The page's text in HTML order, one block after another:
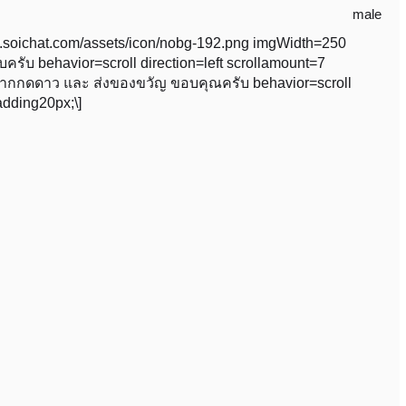
male
assets/icon/nobg-192.png imgWidth=250
รับ behavior=scroll direction=left scrollamount=7
ากกดดาว และ ส่งของขวัญ ขอบคุณครับ behavior=scroll